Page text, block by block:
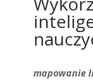
mapowanie